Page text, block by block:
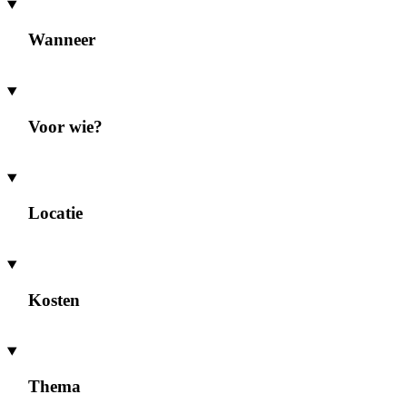
Wanneer
Voor wie?
Locatie
Kosten
Thema